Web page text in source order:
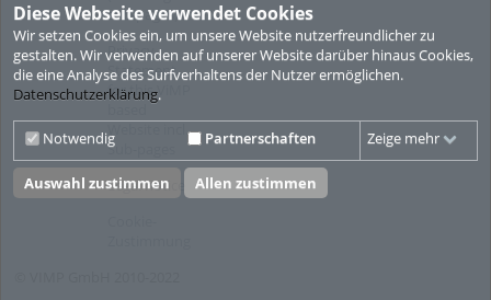
Diese Webseite verwendet Cookies
Wir setzen Cookies ein, um unsere Website nutzerfreundlicher zu
gestalten. Wir verwenden auf unserer Website darüber hinaus Cookies,
die eine Analyse des Surfverhaltens der Nutzer ermöglichen.
Datenschutzerklärung.
Notwendig Partnerschaften Zeige mehr
Auswahl zustimmen Allen zustimmen
sub-pages)
Privacy
Statement
for this ViMP
Website incl.
Sub-pages
Legal notice